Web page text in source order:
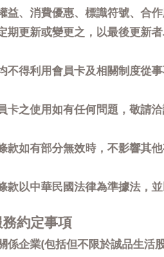
益、消費優惠、標識符號、合
期更新或變更之，以最後更新者
不得利用會員卡及相關制度從
卡之使用如有任何問題，敬請
款如有部分無效時，不影響其
款以中華民國法律為準據法，
約定事項
係企業(包括但不限於誠品生活